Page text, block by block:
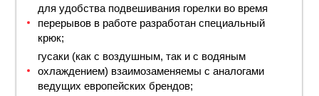
для удобства подвешивания горелки во время
перерывов в работе разработан специальный
крюк;
гусаки (как с воздушным, так и с водяным
охлаждением) взаимозаменяемы с аналогами
ведущих европейских брендов;